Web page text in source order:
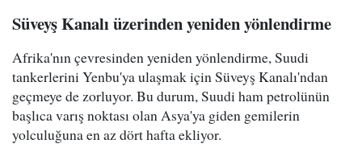
Süveyş Kanalı üzerinden yeniden yönlendirme
Afrika'nın çevresinden yeniden yönlendirme, Suudi
tankerlerini Yenbu'ya ulaşmak için Süveyş Kanalı'ndan
geçmeye de zorluyor. Bu durum, Suudi ham petrolünün
başlıca varış noktası olan Asya'ya giden gemilerin
yolculuğuna en az dört hafta ekliyor.